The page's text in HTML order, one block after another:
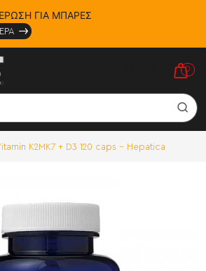
ΓΙΑ ΜΠΑΡΕΣ
0
K2MK7 + D3 120 caps - Hepatica